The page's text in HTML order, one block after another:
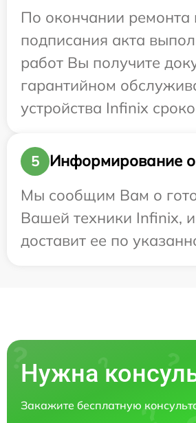
По окончании ремонта
подписания акта
работ Вы получите
гарантийном
устройства Infinix
5
Информирование о
Мы сообщим Вам о
Вашей техники Infinix,
доставит ее по
Нужна
Закажите бесплатную